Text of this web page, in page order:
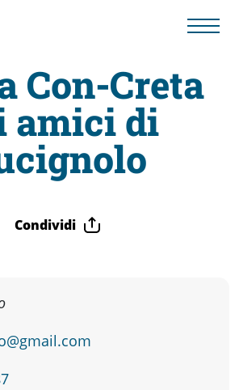
Con-Creta
amici di
Condividi